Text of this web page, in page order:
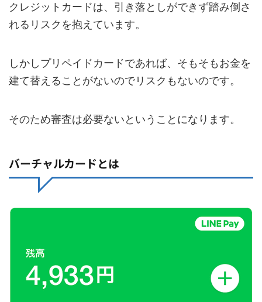
クレジットカードは、引き落としができず踏み倒さ
れるリスクを抱えています。
しかしプリペイドカードであれば、そもそもお金を
建て替えることがないのでリスクもないのです。
そのため審査は必要ないということになります。
バーチャルカードとは